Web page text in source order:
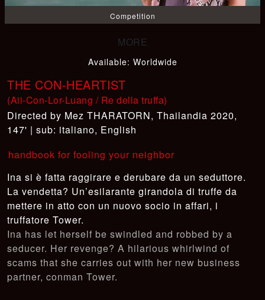
Competition
Available: Worldwide
THE CON-HEARTIST
(Aii-Con-Lor-Luang / Re della truffa)
Mez THARATORN, Thailandia 2020,
147' | sub: italiano, English
handbook for fooling your neighbor
Ina si è fatta raggirare e derubare da un seduttore.
La vendetta? Un’esilarante girandola di truffe da
mettere in atto con un nuovo socio in affari, i
truffatore Tower.
Ina has let herself be swindled and robbed by a
seducer. Her revenge? A hilarious whirlwind of
scams that she carries out with her new business
partner, conman Tower.